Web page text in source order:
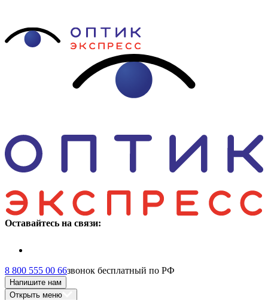
Оставайтесь на связи:
8 800 555 00 66звонок бесплатный по РФ
Напишите нам
Открыть меню